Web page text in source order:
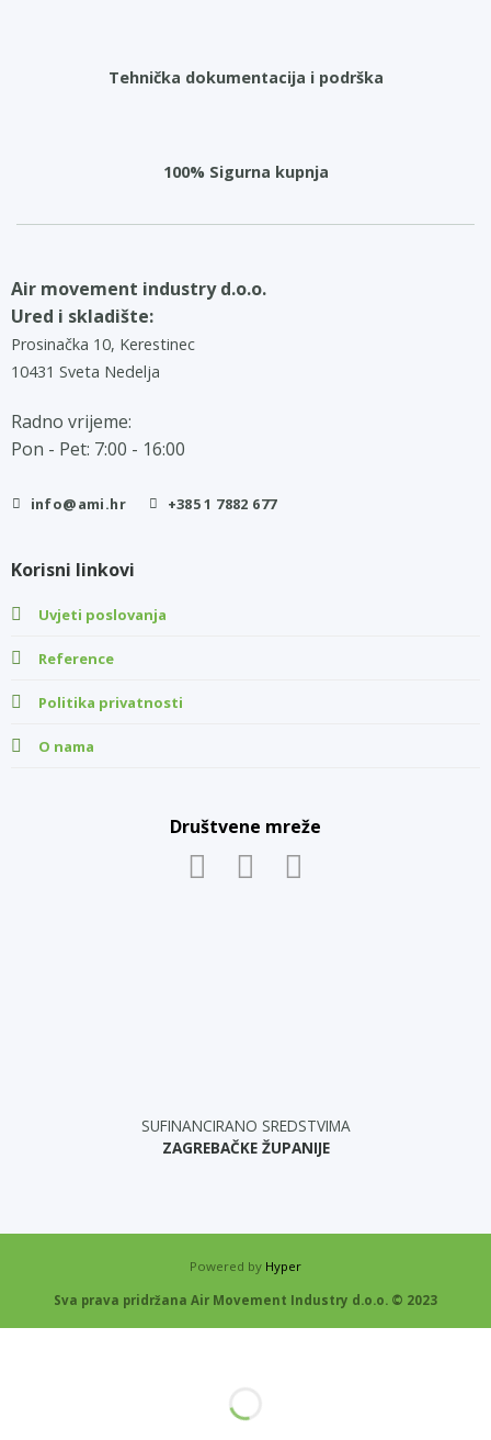
Tehnička dokumentacija i podrška
100% Sigurna kupnja
Air movement industry d.o.o.
Ured i skladište:
Prosinačka 10, Kerestinec
10431 Sveta Nedelja
Radno vrijeme:
Pon - Pet: 7:00 - 16:00
info@ami.hr +385 1 7882 677
Korisni linkovi
Uvjeti poslovanja
Reference
Politika privatnosti
O nama
Društvene mreže
SUFINANCIRANO SREDSTVIMA
ZAGREBAČKE ŽUPANIJE
Powered by Hyper
Sva prava pridržana Air Movement Industry d.o.o. © 2023